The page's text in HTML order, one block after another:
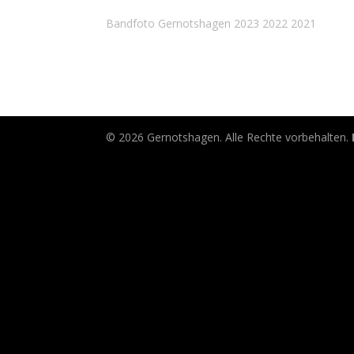
Bandfoto Gernotshagen 2023 2022 2021
© 2026 Gernotshagen. Alle Rechte vorbehalten.